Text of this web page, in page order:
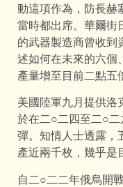
動這項作為，防長赫
當時都出席。華爾街
的武器製造商曾收到
述如何在未來的六個
產量增至目前二點五
美國陸軍九月提供洛
於在二○二四至二○
彈。知情人士透露，
產近兩千枚，幾乎是
自二○二二年俄烏開